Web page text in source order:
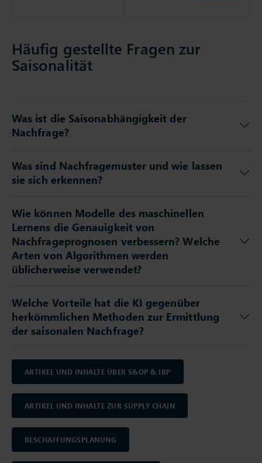
Häufig gestellte Fragen zur
Saisonalität
Was ist die Saisonabhängigkeit der
Nachfrage?
Was sind Nachfragemuster und wie lassen
sie sich erkennen?
Wie können Modelle des maschinellen
Lernens die Genauigkeit von
Nachfrageprognosen verbessern? Welche
Arten von Algorithmen werden
üblicherweise verwendet?
Welche Vorteile hat die KI gegenüber
herkömmlichen Methoden zur Ermittlung
der saisonalen Nachfrage?
ARTIKEL UND INHALTE ÜBER S&OP & IBP
ARTIKEL UND INHALTE ZUR SUPPLY CHAIN
BESCHAFFUNGSPLANUNG